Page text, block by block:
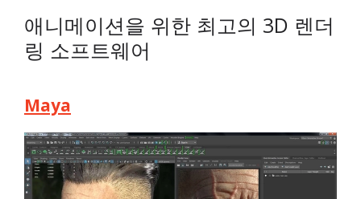
애니메이션을 위한 최고의 3D 렌더
링 소프트웨어
Maya